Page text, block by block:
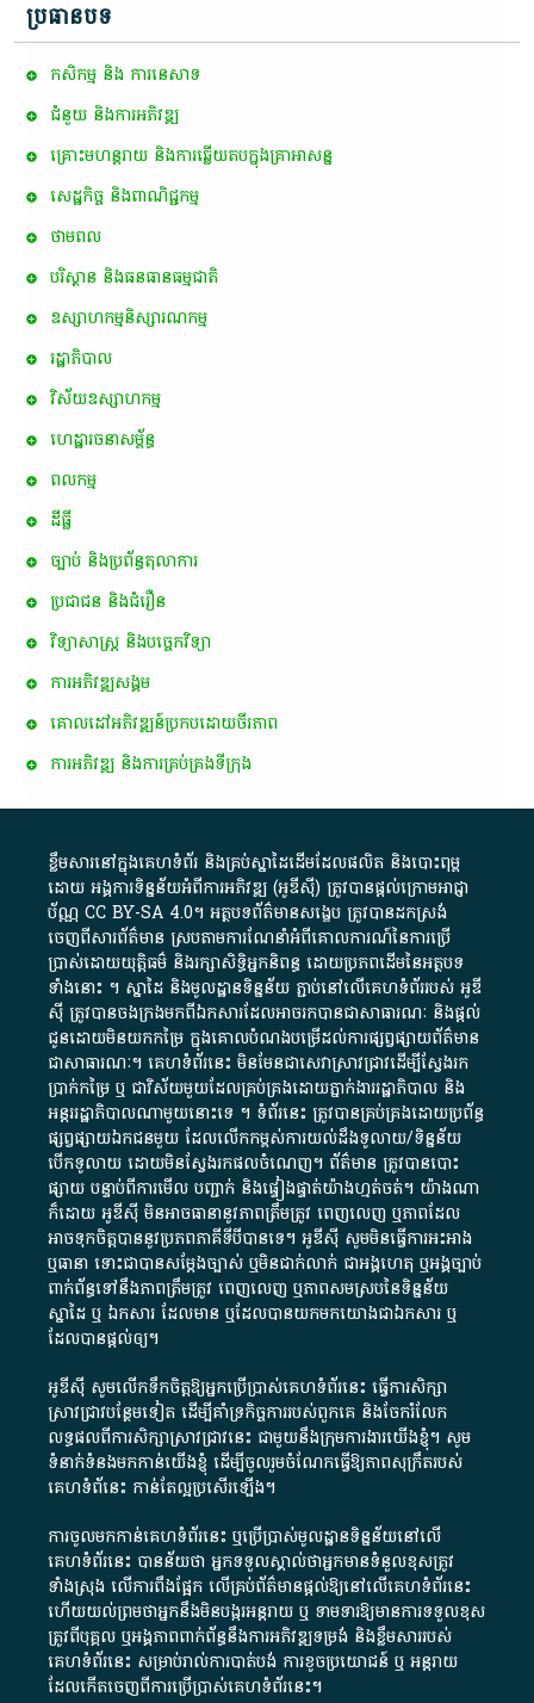
ប្រធានបទ
កសិកម្ម​ និង​ ការ​នេ​សាទ​
ជំនួយ និងការអភិវឌ្ឍ
គ្រោះមហន្តរាយ និងការឆ្លើយតបក្នុងគ្រាអាសន្ន
សេដ្ឋកិច្ច និងពាណិជ្ជកម្ម
ថាមពល
បរិស្ថាន និងធនធានធម្មជាតិ
ឧស្សាហកម្មនិស្សារណកម្ម
រដ្ឋាភិបាល
វិស័យឧស្សាហកម្ម
ហេដ្ឋារចនាសម្ព័ន្ធ
ពល​កម្ម
ដីធ្លី
ច្បាប់ និងប្រព័ន្ធតុលាការ
ប្រជាជន និងជំរឿន
វិទ្យាសាស្ត្រ និងបច្ចេកវិទ្យា
ការ​អភិវឌ្ឍ​សង្គម
គោលដៅ​អភិវឌ្ឍន៍​ប្រកបដោយ​ចីរភាព
ការអភិវឌ្ឍ និងការគ្រប់គ្រងទីក្រុង
ខ្លឹមសារ​នៅ​ក្នុង​គេហទំព័រ និង​គ្រប់​ស្នា​ដៃ​ដើម​ដែល​ផលិត​ និង​បោះពុម្ព​
ដោយ​ អង្គការ​ទិន្នន័យ​អំពី​ការអភិវឌ្ឍ​​ (អូ​ឌី​ស៊ី)​ ត្រូវ​បាន​ផ្តល់​ក្រោម​អាជ្ញា
ប័ណ្ណ​CC BY-SA 4.0។​ អត្ថបទ​ព័ត៌មាន​សង្ខេប​ ត្រូវ​បាន​ដកស្រង់​
ចេញពី​សារព័ត៌មាន ស្របតាមការ​ណែនាំ​អំពី​គោលការណ៍​នៃ​ការ​ប្រើ
ប្រាស់​ដោយ​យុត្តិធម៌​ និង​រក្សាសិទ្ធិអ្នកនិពន្ធ ដោយ​ប្រភពដើម​នៃ​​អត្ថបទ
ទាំង​នោះ​ ។​ ស្នាដៃ​ និង​មូលដ្ឋាន​ទិន្នន័យ ​ភ្ជាប់​នៅ​លើ​គេហទំព័រ​របស់​ អូ​ឌី​
ស៊ី​ ត្រូវ​បាន​ចងក្រង​មក​ពី​ឯកសារ​ដែល​អាច​រក​បានជា​សាធារណៈ​ និង​ផ្តល់​
ជូន​ដោយ​មិន​យក​កម្រៃ​ ក្នុង​គោលបំណង​បម្រើ​ដល់ការ​ផ្សព្វផ្សាយ​ព័ត៌មាន​
ជា​សាធារណៈ​។​ គេហទំព័រ​នេះ​ មិនមែន​ជា​សេវា​ស្រាវជ្រាវ​ដើម្បី​ស្វែងរក
ប្រាក់​កម្រៃ​ ឬ​ ជា​វិស័យ​មួយ​ដែល​គ្រប់គ្រង​ដោយ​ភ្នាក់ងារ​រដ្ឋាភិបាល​ និង ​
អន្តររដ្ឋាភិបាល​ណាមួយ​នោះ​ទេ ​។​ ទំព័រ​នេះ​ ត្រូវ​បាន​គ្រប់គ្រង​ដោយ​ប្រព័ន្ធ​
ផ្សព្វផ្សាយ​ឯកជន​មួយ​ ដែល​លើកកម្ពស់​ការ​យល់​ដឹង​ទូលាយ​/​ទិន្នន័យ​
បើក​ទូលាយ​ ដោយ​មិនស្វែង​រក​ផល​ចំណេញ​។​ ព័ត៌មាន​ ត្រូវ​បាន​បោះ
ផ្សាយ​ បន្ទាប់​ពី​ការ​មើល​ បញ្ជាក់​ និង​ផ្ទៀងផ្ទាត់​យ៉ាង​ហ្មត់ចត់​។​ យ៉ាងណា​
ក៏​ដោយ​ អូ​ឌី​ស៊ី​ មិន​អាច​ធានា​នូវ​ភាព​ត្រឹមត្រូវ​ ពេញលេញ​ ឬ​ភាព​ដែល​
អាច​ទុកចិត្ត​បាននូវ​ប្រភព​ភាគី​ទី​បី​បាន​ទេ​។​ អូ​ឌី​ស៊ី​ សូម​មិន​ធ្វើការ​អះអាង​
ឬ​ធានា​ ទោះជា​បាន​សម្តែង​ច្បាស់​ ឬ​មិន​ជាក់លាក់​ ជា​អង្គហេតុ​ ឬ​អង្គច្បាប់​
ពាក់ព័ន្ធ​ទៅ​នឹង​ភាព​ត្រឹមត្រូវ​ ពេញលេញ​ ឬ​ភាព​សម​ស្រប​នៃ​ទិន្នន័យ​
ស្នាដៃ​ ឬ​ ឯកសារ​ ដែល​មាន​ ឬ​ដែល​បាន​យក​មក​យោង​ជា​ឯកសារ​ ឬ​
ដែល​បាន​ផ្តល់​ឲ្យ​។
អូឌីស៊ី សូមលើកទឹកចិត្តឱ្យអ្នកប្រើប្រាស់គេហទំព័រនេះ ធ្វើការសិក្សា
ស្រាវជ្រាវបន្ថែមទៀត ដើម្បីគាំទ្រកិច្ចការ​របស់ពួកគេ និងចែករំលែក
លទ្ធផលពីការសិក្សាស្រាវជ្រាវនេះ ជាមួយនឹងក្រុមការងារយើងខ្ញុំ។ សូម
ទំនាក់ទំនងមកកាន់យើងខ្ញុំ ដើម្បីចូលរួមចំណែកធ្វើឱ្យភាពសុក្រឹតរបស់
គេហទំព័នេះ កាន់តែល្អប្រសើរឡើង។
ការចូលមកកាន់គេហទំព័រនេះ ឬប្រើប្រាស់មូលដ្ឋានទិន្នន័យនៅលើ
គេហទំព័រនេះ បានន័យថា អ្នកទទួលស្គាល់ថាអ្នកមានទំនួលខុសត្រូវ
ទាំងស្រុង លើការពឹងផ្អែក លើគ្រប់ព័ត៌មានផ្តល់ឱ្យនៅលើគេហទំព័រនេះ
ហើយយល់ព្រមថាអ្នកនឹងមិនបង្ករអន្តរាយ ឬ ទាមទារ​ឱ្យមានការទទួលខុស​
ត្រូវពីបុគ្គល ឬអង្គភាពពាក់ព័ន្ធនឹងការអភិវឌ្ឍទម្រង់ និងខ្លឹមសាររបស់
គេហទំព័រនេះ សម្រាប់រាល់ការបាត់បង់ ការខូចប្រយោជន៍ ឬ អន្តរាយ
ដែលកើតចេញពីការប្រើប្រាស់គេហទំព័រនេះ។